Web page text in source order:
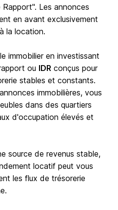
Les annonces
en avant exclusivement
la location.
immobilier en investissant
ou IDR conçus pour
stables et constants.
immobilières, vous
dans des quartiers
d'occupation élevés et
source de revenus stable,
locatif peut vous
les flux de trésorerie